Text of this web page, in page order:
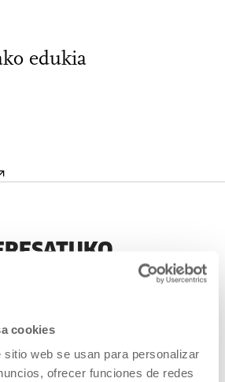
cookies
web se usan para personalizar
ofrecer funciones de redes
edukia
JARDUERA